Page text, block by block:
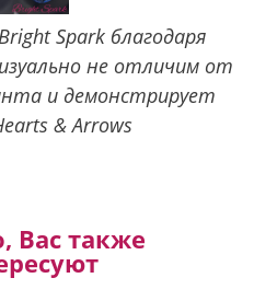
Spark благодаря
не отличим от
и демонстрирует
& Arrows
Вас также